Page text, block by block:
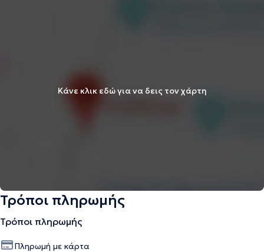
Κάνε κλικ εδώ για να δεις τον χάρτη
Τρόποι πληρωμής
Τρόποι πληρωμής
Πληρωμή με κάρτα